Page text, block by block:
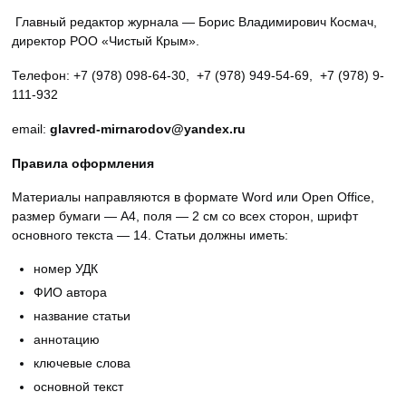
Главный редактор журнала — Борис Владимирович Космач,
директор РОО «Чистый Крым».
Телефон: +7 (978) 098-64-30, +7 (978) 949-54-69, +7 (978) 9-
111-932
email: glavred-mirnarodov@yandex.ru
Правила оформления
Материалы направляются в формате Word или Open Office,
размер бумаги — А4, поля — 2 см со всех сторон, шрифт
основного текста — 14. Статьи должны иметь:
номер УДК
ФИО автора
название статьи
аннотацию
ключевые слова
основной текст